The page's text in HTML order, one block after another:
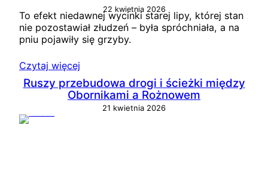
22 kwietnia 2026
To efekt niedawnej wycinki starej lipy, której stan
nie pozostawiał złudzeń – była spróchniała, a na
pniu pojawiły się grzyby.
Czytaj więcej
Ruszy przebudowa drogi i ścieżki między
Obornikami a Rożnowem
21 kwietnia 2026